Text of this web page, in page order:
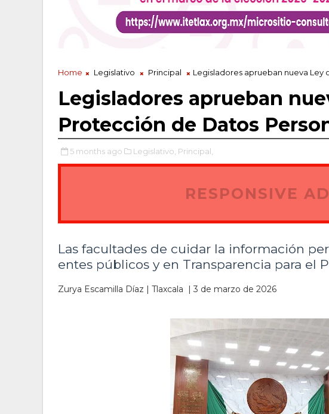
Home Legislativo Principal Legisladores aprueban nueva
Legisladores aprueban
Protección de Datos
5 months ago Legislativo, Principal,
RESPONSIVE
Las facultades de cuidar la información
entes públicos y en Transparencia para el
Zurya Escamilla Díaz | Tlaxcala | 3 de marzo de 2026